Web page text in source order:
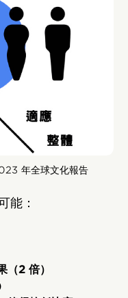
年全球文化報告
能：
（2 倍）